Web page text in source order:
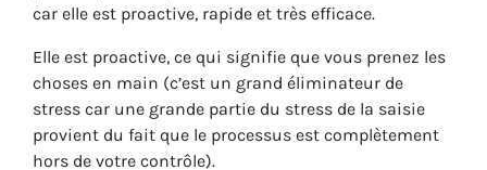
car elle est proactive, rapide et très efficace.
Elle est proactive, ce qui signifie que vous prenez les
choses en main (c’est un grand éliminateur de
stress car une grande partie du stress de la saisie
provient du fait que le processus est complètement
hors de votre contrôle).